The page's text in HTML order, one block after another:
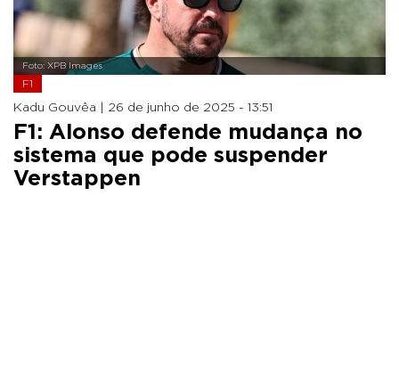
Foto: XPB Images
F1
Kadu Gouvêa | 26 de junho de 2025 - 13:51
F1: Alonso defende mudança no
sistema que pode suspender
Verstappen